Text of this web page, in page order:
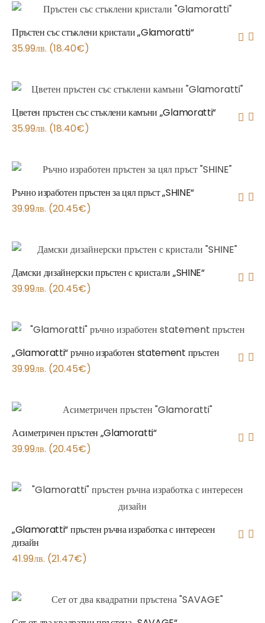
Пръстен със стъклени кристали „Glamoratti“
35.99лв. (18.40€)
Цветен пръстен със стъклени камъни „Glamoratti“
35.99лв. (18.40€)
Ръчно изработен пръстен за цял пръст „SHINE“
39.99лв. (20.45€)
Дамски дизайнерски пръстен с кристали „SHINE“
39.99лв. (20.45€)
„Glamoratti“ ръчно изработен statement пръстен
39.99лв. (20.45€)
Асиметричен пръстен „Glamoratti“
39.99лв. (20.45€)
„Glamoratti“ пръстен ръчна изработка с интересен
дизайн
41.99лв. (21.47€)